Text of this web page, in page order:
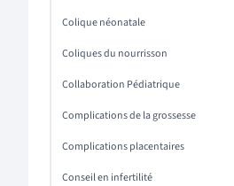
Colique néonatale
Coliques du nourrisson
Collaboration Pédiatrique
Complications de la grossesse
Complications placentaires
Conseil en infertilité